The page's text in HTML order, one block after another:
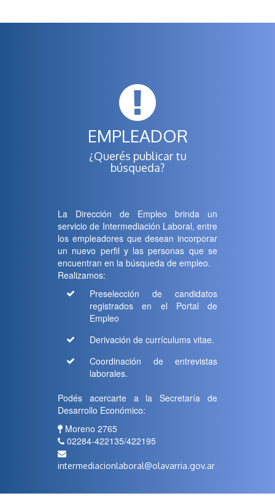
EMPLEADOR
¿Querés publicar tu
búsqueda?
La Dirección de Empleo brinda un
servicio de Intermediación Laboral, entre
los empleadores que desean incorporar
un nuevo perfil y las personas que se
encuentran en la búsqueda de empleo.
Realizamos:
Preselección de candidatos
registrados en el Portal de
Empleo
Derivación de currículums vitae.
Coordinación de entrevistas
laborales.
Podés acercarte a la Secretaría de
Desarrollo Económico:
Moreno 2765
02284-422135/422195
intermediacionlaboral@olavarria.gov.ar